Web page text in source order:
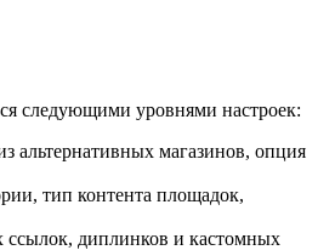
следующими уровнями настроек:
альтернативных магазинов, опция
тип контента площадок,
ссылок, диплинков и кастомных